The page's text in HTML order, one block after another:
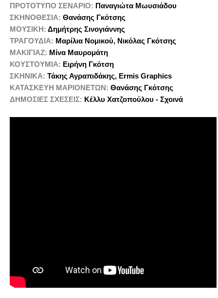
ΠΡΟΤΟΤΥΠΟ ΣΕΝΑΡΙΟ: Παναγιώτα Μωυσιάδου
ΣΚΗΝΟΘΕΣΙΑ: Θανάσης Γκότσης
ΜΟΥΣΙΚΗ: Δημήτρης Σινογιάννης
ΤΡΑΓΟΥΔΙΑ: Μαρίλια Νομικού, Νικόλας Γκότσης
ΜΑΚΙΓΙΑΖ: Μίνα Μαυρομάτη
ΚΟΥΣΤΟΥΜΙΑ: Ειρήνη Γκότση
ΣΚΗΝΙΚΑ: Τάκης Αγραπιδάκης, Ermis Graphics
ΚΑΤΑΣΚΕΥΗ ΜΑΡΙΟΝΕΤΩΝ: Θανάσης Γκότσης
ΔΗΜΟΣΙΕΣ ΣΧΕΣΕΙΣ: Κέλλυ Χατζοπούλου - Σχοινά